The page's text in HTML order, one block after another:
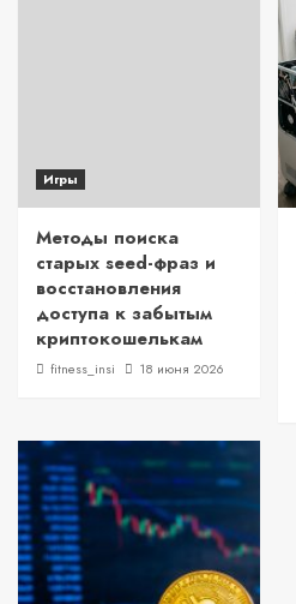
Игры
Методы поиска
старых seed-фраз и
восстановления
доступа к забытым
криптокошелькам
fitness_insi 18 июня 2026